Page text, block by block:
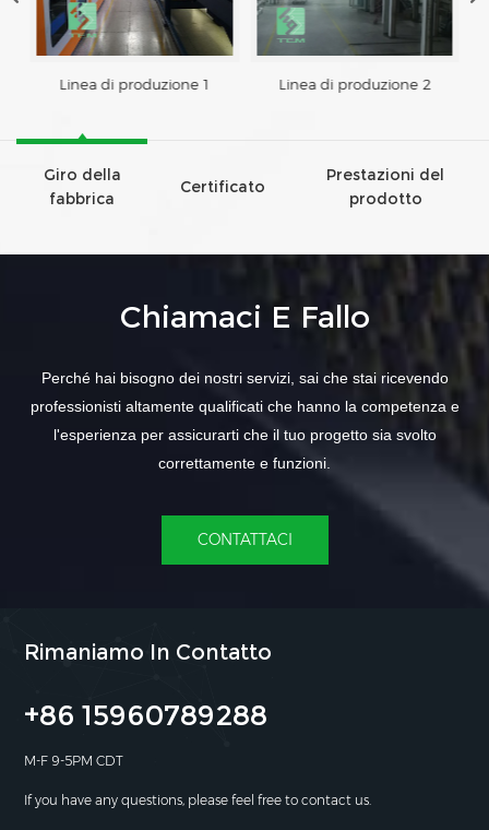
Linea di produzione 1 Linea di produzione 2
Giro della
fabbrica
Certificato
Prestazioni del
prodotto
Chiamaci E Fallo
Perché hai bisogno dei nostri servizi, sai che stai ricevendo
professionisti altamente qualificati che hanno la competenza e
l'esperienza per assicurarti che il tuo progetto sia svolto
correttamente e funzioni.
CONTATTACI
Rimaniamo In Contatto
+86 15960789288
M-F 9-5PM CDT
If you have any questions, please feel free to contact us.